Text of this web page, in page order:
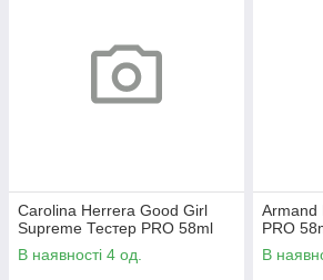
Carolina Herrera Good Girl
Supreme Тестер PRO 58ml
В наявності 4 од.
Armand
PRO
В